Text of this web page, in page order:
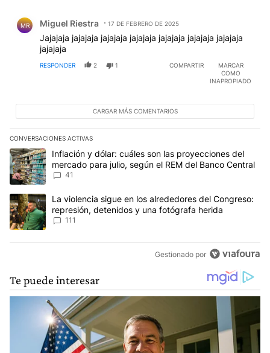
MR Miguel Riestra 17 DE FEBRERO DE 2025
Jajajaja jajajaja jajajaja jajajaja jajajaja jajajaja jajajaja
jajajaja
RESPONDER 2 1 COMPARTIR
MARCAR
COMO
INAPROPIADO
CARGAR MÁS COMENTARIOS
CONVERSACIONES ACTIVAS
Este listado muestra los artículos con más comentarios en los
Un artículo de tendencia con el título "Inflación y dólar: cuáles
Inflación y dólar: cuáles son las proyecciones del
mercado para julio, según el REM del Banco Central
41
Un artículo de tendencia con el título "La violencia sigue en los
La violencia sigue en los alrededores del Congreso:
represión, detenidos y una fotógrafa herida
111
Gestionado por